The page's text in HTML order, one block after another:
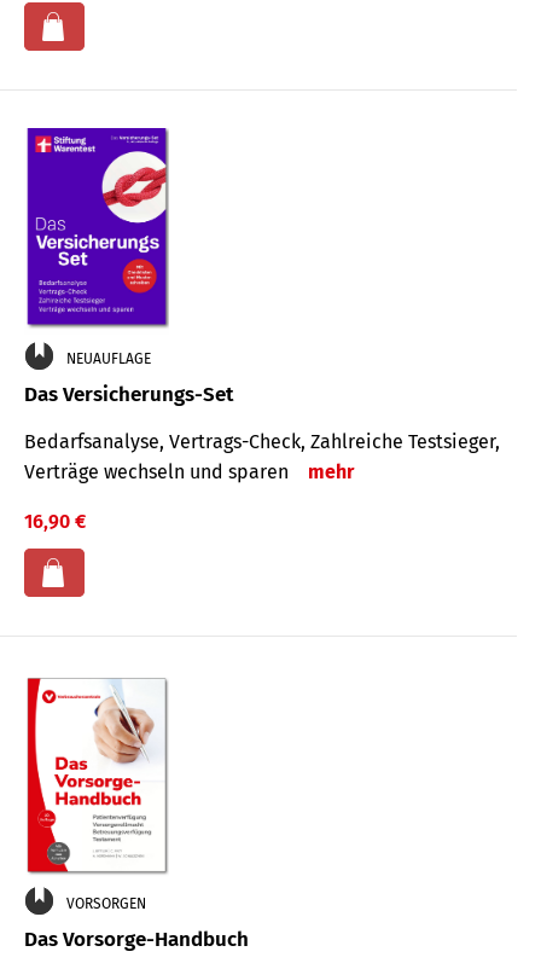
NEUAUFLAGE
Das Versicherungs-Set
Bedarfsanalyse, Vertrags-Check, Zahlreiche Testsieger,
Verträge wechseln und sparen
mehr
16,90 €
VORSORGEN
Das Vorsorge-Handbuch